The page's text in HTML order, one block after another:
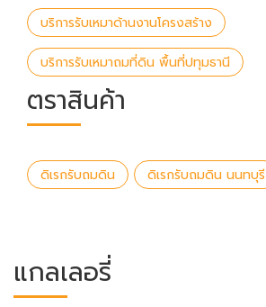
บริการรับเหมาด้านงานโครงสร้าง
บริการรับเหมาถมที่ดิน พื้นที่ปทุมธานี
ตราสินค้า
ดิเรกรับถมดิน ดิเรกรับถมดิน นนทบุรี
แกลเลอรี่